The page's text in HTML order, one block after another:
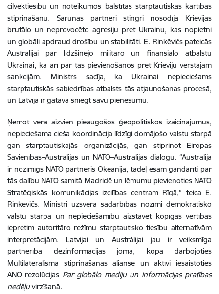
cilvēktiesību un noteikumos balstītas starptautiskās kārtības
stiprināšanu. Sarunas partneri stingri nosodīja Krievijas
brutālo un neprovocēto agresiju pret Ukrainu, kas nopietni
un globāli apdraud drošību un stabilitāti. E. Rinkēvičs pateicās
Austrālijai par līdzšinējo militāro un finansiālo atbalstu
Ukrainai, kā arī par tās pievienošanos pret Krieviju vērstajām
sankcijām. Ministrs sacīja, ka Ukrainai nepieciešams
starptautiskās sabiedrības atbalsts tās atjaunošanas procesā,
un Latvija ir gatava sniegt savu pienesumu.
Ņemot vērā aizvien pieaugošos ģeopolitiskos izaicinājumus,
nepieciešama cieša koordinācija līdzīgi domājošo valstu starpā
gan starptautiskajās organizācijās, gan stiprinot Eiropas
Savienības–Austrālijas un NATO–Austrālijas dialogu. “Austrālija
ir nozīmīgs NATO partneris Okeānijā, tādēļ esam gandarīti par
tās dalību NATO samitā Madridē un lēmumu pievienoties NATO
Stratēģiskās komunikācijas izcilības centram Rīgā,” teica E.
Rinkēvičs. Ministri uzsvēra sadarbības nozīmi demokrātisko
valstu starpā un nepieciešamību aizstāvēt kopīgās vērtības
iepretim autoritāro režīmu starptautisko tiesību alternatīvām
interpretācijām. Latvijai un Austrālijai jau ir veiksmīga
partnerība dezinformācijas jomā, kopā darbojoties
Multilaterālisma stiprināšanas aliansē un aktīvi iesaistoties
ANO rezolūcijas Par globālo mediju un informācijas pratības
nedēļuvirzīšanā.